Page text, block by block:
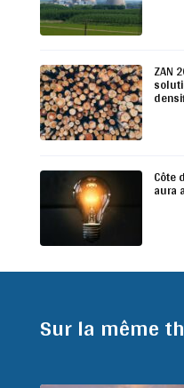
ZAN
Côte
aura
Sur la même